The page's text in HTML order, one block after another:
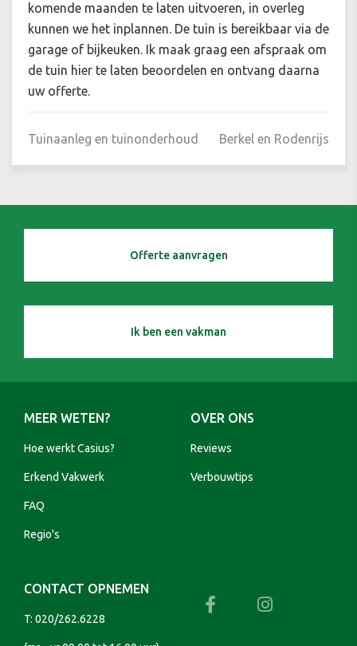
komende maanden te laten uitvoeren, in overleg
kunnen we het inplannen. De tuin is bereikbaar via de
garage of bijkeuken. Ik maak graag een afspraak om
de tuin hier te laten beoordelen en ontvang daarna
uw offerte.
Tuinaanleg en tuinonderhoud Berkel en Rodenrijs
Offerte aanvragen
Ik ben een vakman
MEER WETEN?
Hoe werkt Casius?
Erkend Vakwerk
FAQ
Regio's
OVER ONS
Reviews
Verbouwtips
CONTACT OPNEMEN
T: 020/262.6228